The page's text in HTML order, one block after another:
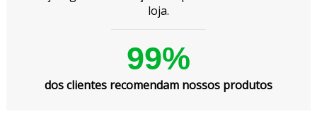
loja.
99%
dos clientes recomendam nossos produtos